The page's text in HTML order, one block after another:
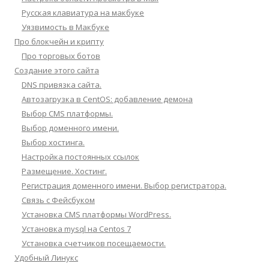
Русская клавиатура на макбуке
Уязвимость в Макбуке
Про блокчейн и крипту
Про торговых ботов
Создание этого сайта
DNS привязка сайта.
Автозагрузка в CentOS: добавление демона
Выбор CMS платформы.
Выбор доменного имени.
Выбор хостинга.
Настройка постоянных ссылок
Размещение. Хостинг.
Регистрация доменного имени. Выбор регистратора.
Связь с Фейсбуком
Установка CMS платформы WordPress.
Установка mysql на Centos 7
Установка счетчиков посещаемости.
Удобный Линукс